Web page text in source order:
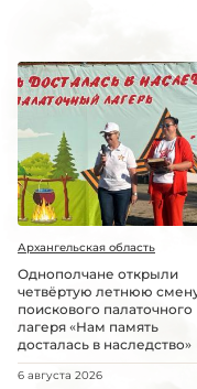
Архангельская область
Однополчане открыли
четвёртую летнюю
поискового палаточного
лагеря «Нам память
досталась в наследство»
6 августа 2026